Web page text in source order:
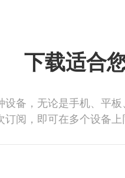
下载适合
备，无论是手机、平
订阅，即可在多个设备上